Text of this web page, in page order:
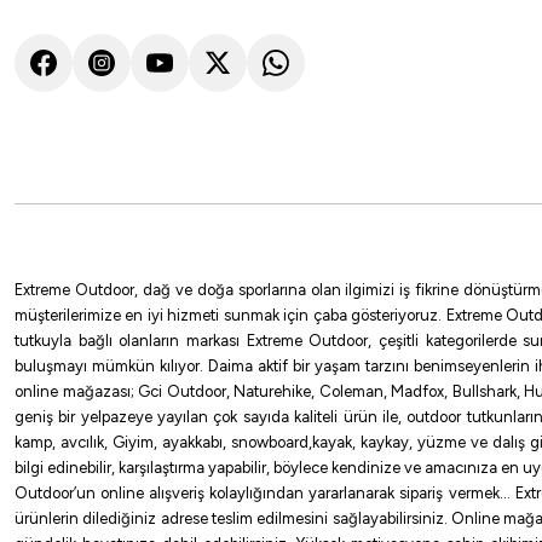
Extreme Outdoor, dağ ve doğa sporlarına olan ilgimizi iş fikrine
müşterilerimize en iyi hizmeti sunmak için çaba gösteriyoruz. Extreme
tutkuyla bağlı olanların markası Extreme Outdoor, çeşitli
buluşmayı mümkün kılıyor. Daima aktif bir yaşam tarzını
online mağazası; Gci Outdoor, Naturehike, Coleman, Madfox, Bullshark,
geniş bir yelpazeye yayılan çok sayıda kaliteli ürün ile, outdoor
kamp, avcılık, Giyim, ayakkabı, snowboard,kayak, kaykay, yüzme ve
bilgi edinebilir, karşılaştırma yapabilir, böylece kendinize ve amacınıza
Outdoor’un online alışveriş kolaylığından yararlanarak sipariş vermek…
ürünlerin dilediğiniz adrese teslim edilmesini sağlayabilirsiniz. Online